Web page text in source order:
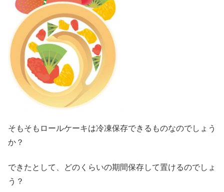
そもそもロールケーキは冷凍保存できるものなのでしょう
か？
できたとして、どのくらいの期間保存して置けるのでしょ
う？